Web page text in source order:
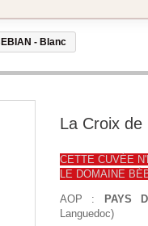
- Blanc
La Croix de
CETTE CUVÉE
LE DOMAINE
AOP : PAYS
Languedoc)